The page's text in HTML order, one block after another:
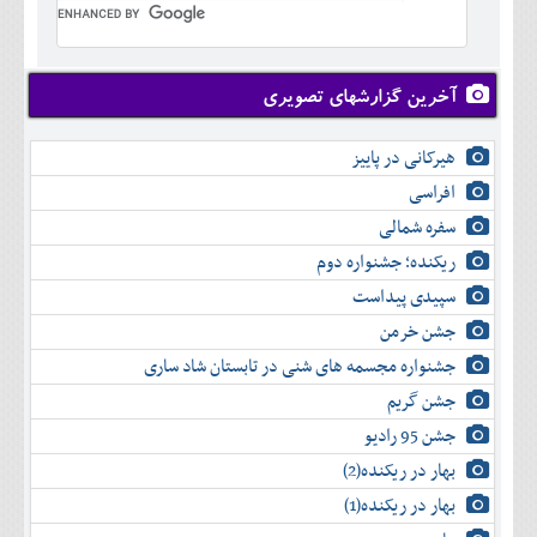
دی
بهمن
اسفند
آبان
آذر
دی
بهمن
اسفند
شهريور
مهر
آبان
آذر
دی
بهمن
اسفند
تير
مرداد
شهريور
مهر
آبان
آذر
دی
بهمن
اسفند
آخرین گزارشهای تصویری
هیرکانی در پاییز
افراسی
سفره شمالی
ریکنده؛ جشنواره دوم
سپیدی پیداست
جشن خرمن
جشنواره مجسمه های شنی در تابستان شاد ساری
جشن گریم
جشن 95 رادیو
بهار در ریکنده(2)
بهار در ریکنده(1)